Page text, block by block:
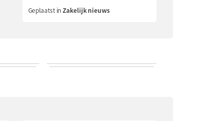
Geplaatst inZakelijk nieuws